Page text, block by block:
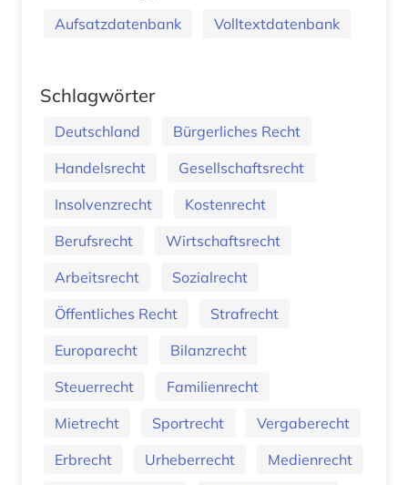
Aufsatzdatenbank Volltextdatenbank
Schlagwörter
Deutschland
Bürgerliches Recht
Handelsrecht
Gesellschaftsrecht
Insolvenzrecht
Kostenrecht
Berufsrecht
Wirtschaftsrecht
Arbeitsrecht
Sozialrecht
Öffentliches Recht
Strafrecht
Europarecht
Bilanzrecht
Steuerrecht
Familienrecht
Mietrecht
Sportrecht
Vergaberecht
Erbrecht
Urheberrecht
Medienrecht